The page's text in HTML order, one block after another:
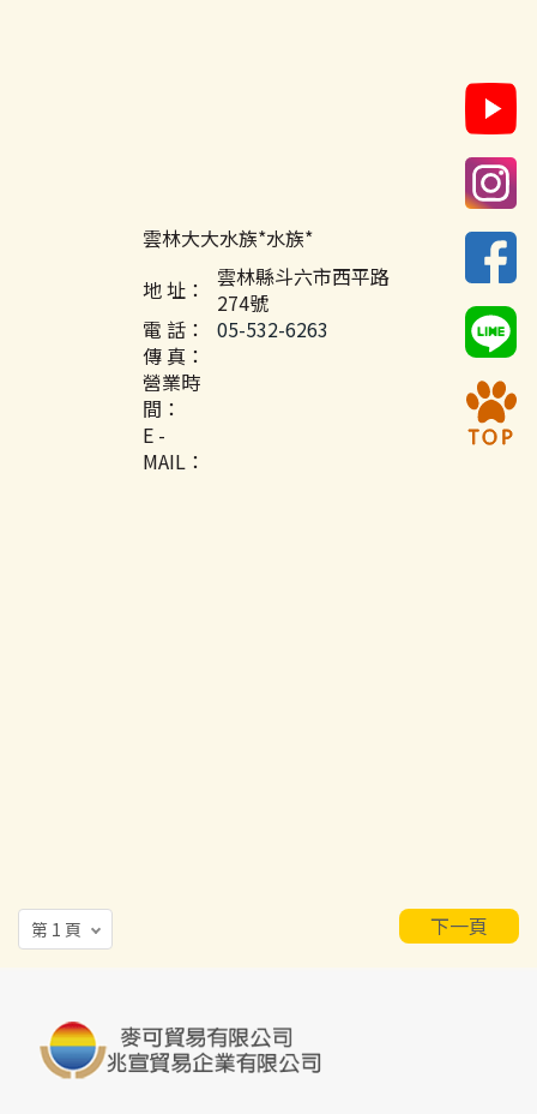
雲林大大水族*水族*
地 址：
雲林縣斗六市西平路
274號
電 話：
05-532-6263
傳 真：
營業時
間：
E -
MAIL：
下一頁